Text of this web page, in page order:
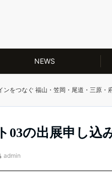
NEWS
ンをつなぐ 福山・笠岡・尾道・三原・
03の出展申し込
admin